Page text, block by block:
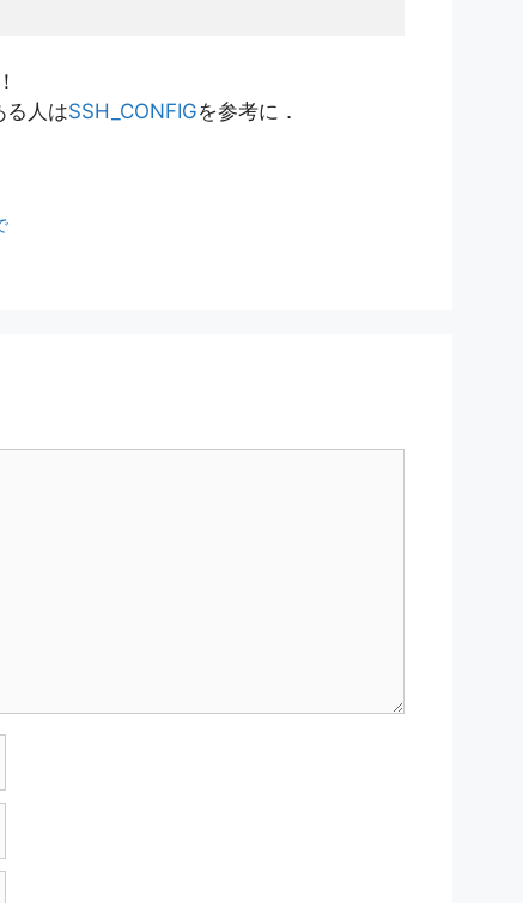
る人はSSH_CONFIGを参考に．